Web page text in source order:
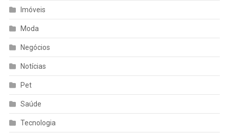
Imóveis
Moda
Negócios
Notícias
Pet
Saúde
Tecnologia